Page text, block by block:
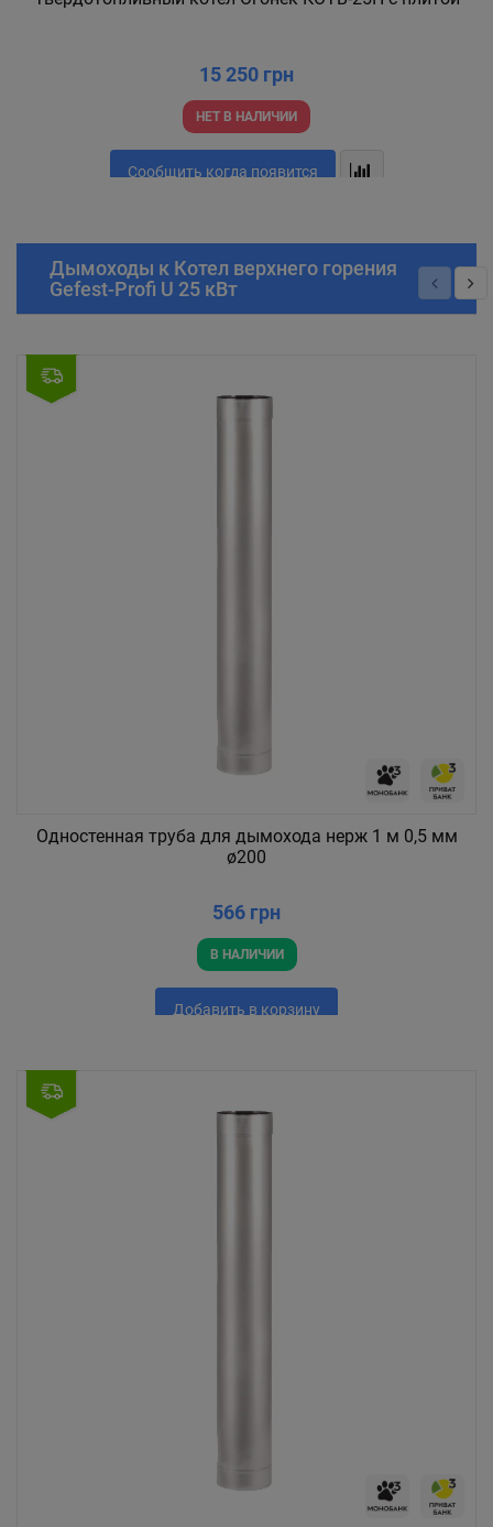
15 250 грн
НЕТ В НАЛИЧИИ
Сообщить когда появится
Дымоходы к Котел верхнего горения
Gefest-Profi U 25 кВт
Одностенная труба для дымохода нерж 1 м 0,5 мм
ø200
566 грн
В НАЛИЧИИ
Добавить в корзину